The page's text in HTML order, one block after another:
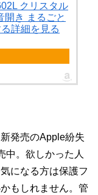
クリスタル
開き まるごと
詳細を見る
発売のApple紛失
中。欲しかった人
になる方は保護フ
もしれません。管